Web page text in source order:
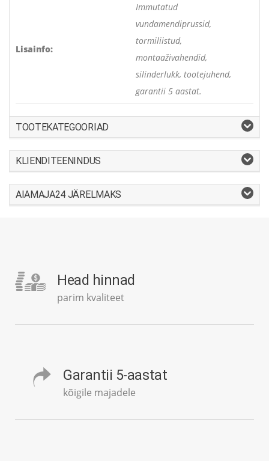
Lisainfo:
Immutatud
vundamendiprussid,
tormiliistud,
montaaživahendid,
silinderlukk, tootejuhend,
garantii 5 aastat.
TOOTEKATEGOORIAD
KLIENDITEENINDUS
AIAMAJA24 JÄRELMAKS
Head hinnad
parim kvaliteet
Garantii 5-aastat
kõigile majadele